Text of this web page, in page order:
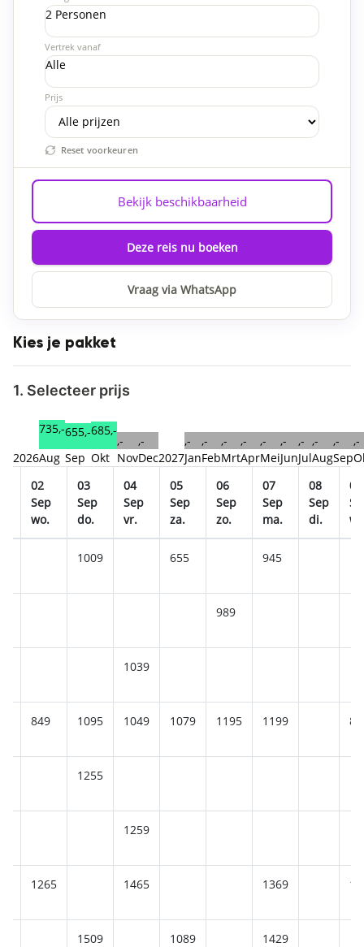
2 Personen
Vertrek vanaf
Alle
Prijs
Reset voorkeuren
Bekijk beschikbaarheid
Deze reis nu boeken
Vraag via WhatsApp
Kies je pakket
1. Selecteer prijs
2026
735,-
Aug
655,-
Sep
685,-
Okt
,-
Nov
,-
Dec2027
,-
Jan
,-
Feb
,-
Mrt
,-
Apr
,-
Mei
,-
Jun
,-
Jul
,-
Aug
,-
Sep
,-
02
Sep
wo.
03
Sep
do.
04
Sep
vr.
05
Sep
za.
06
Sep
zo.
07
Sep
ma.
08
Sep
di.
09
1009 655 945
989
1039
849 1095 1049 1079 1195 1199
1255
1259
1265 1465 1369
1509 1089 1429